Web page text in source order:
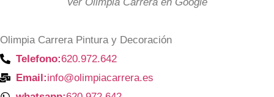
Olimpia Carrera Pintura y Decoración
Telefono:620.972.642
Email:info@olimpiacarrera.es